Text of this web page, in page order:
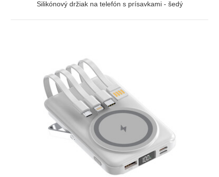
Silikónový držiak na telefón s prísavkami - šedý